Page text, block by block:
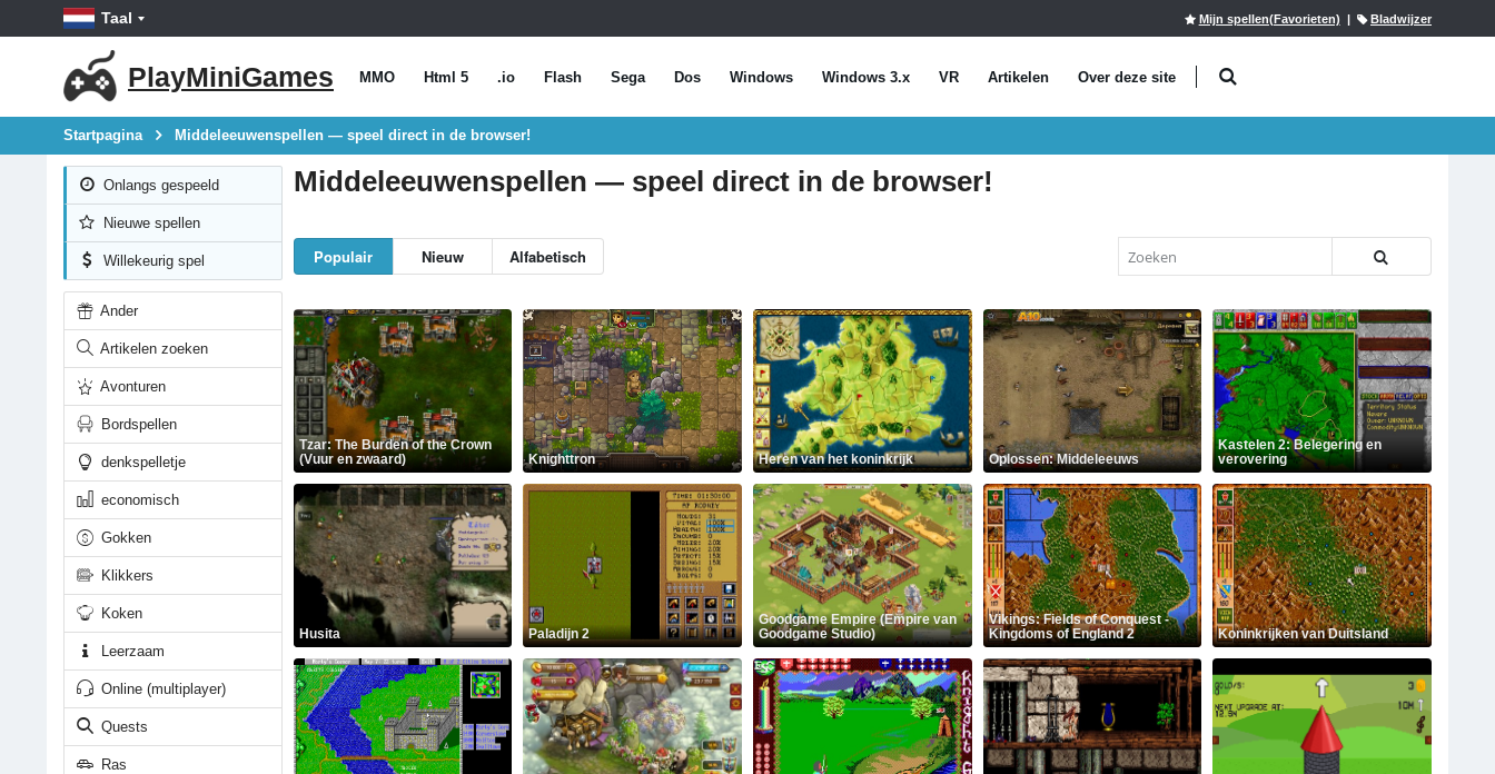
Taal Mijn spellen(Favorieten) | Bladwijzer
PlayMiniGames MMO Html 5 .io Flash Sega Dos Windows Windows 3.x VR Artikelen Over deze site
Startpagina Middeleeuwenspellen — speel direct in de browser!
Onlangs gespeeld
Nieuwe spellen
Willekeurig spel
Ander
Artikelen zoeken
Avonturen
Bordspellen
denkspelletje
economisch
Gokken
Klikkers
Koken
Leerzaam
Online (multiplayer)
Quests
Ras
Middeleeuwenspellen — speel direct in de browser!
Populair Nieuw Alfabetisch
Tzar: The Burden of the Crown
(Vuur en zwaard)
Knighttron Heren van het koninkrijk Oplossen: Middeleeuws
Kastelen 2: Belegering en
verovering
Husita Paladijn 2
Goodgame Empire (Empire van
Goodgame Studio)
Vikings: Fields of Conquest -
Kingdoms of England 2
Koninkrijken van Duitsland